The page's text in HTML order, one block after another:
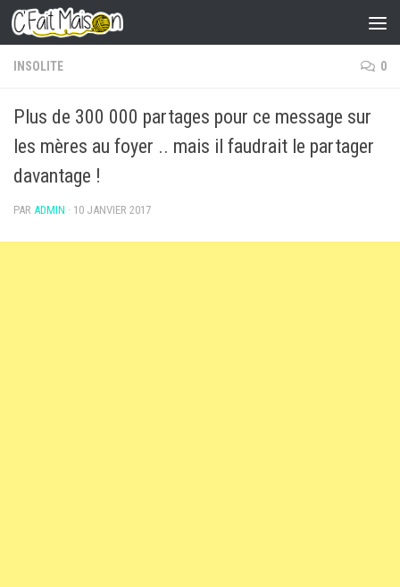
Skip to content
INSOLITE 0
Plus de 300 000 partages pour ce message sur
les mères au foyer .. mais il faudrait le partager
davantage !
PAR ADMIN · 10 JANVIER 2017